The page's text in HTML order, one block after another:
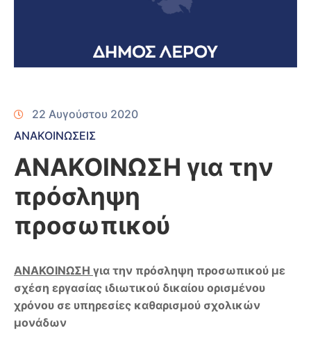
22 Αυγούστου 2020
ΑΝΑΚΟΙΝΩΣΕΙΣ
ΑΝΑΚΟΙΝΩΣΗ για την
πρόσληψη
προσωπικού
ΑΝΑΚΟΙΝΩΣΗ για την πρόσληψη προσωπικού με
σχέση εργασίας ιδιωτικού δικαίου ορισμένου
χρόνου σε υπηρεσίες καθαρισμού σχολικών
μονάδων